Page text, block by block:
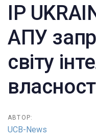
IP
АПУ
світу
АВТОР:
UCB-News